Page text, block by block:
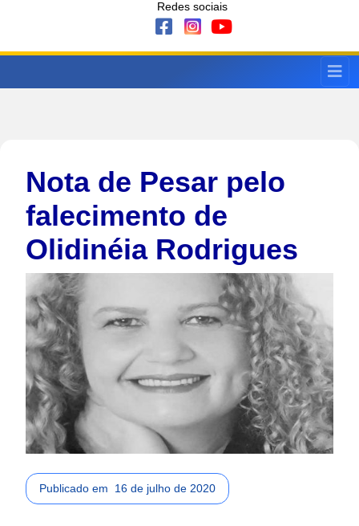
Redes sociais
Nota de Pesar pelo
falecimento de
Olidinéia Rodrigues
Publicado em 16 de julho de 2020